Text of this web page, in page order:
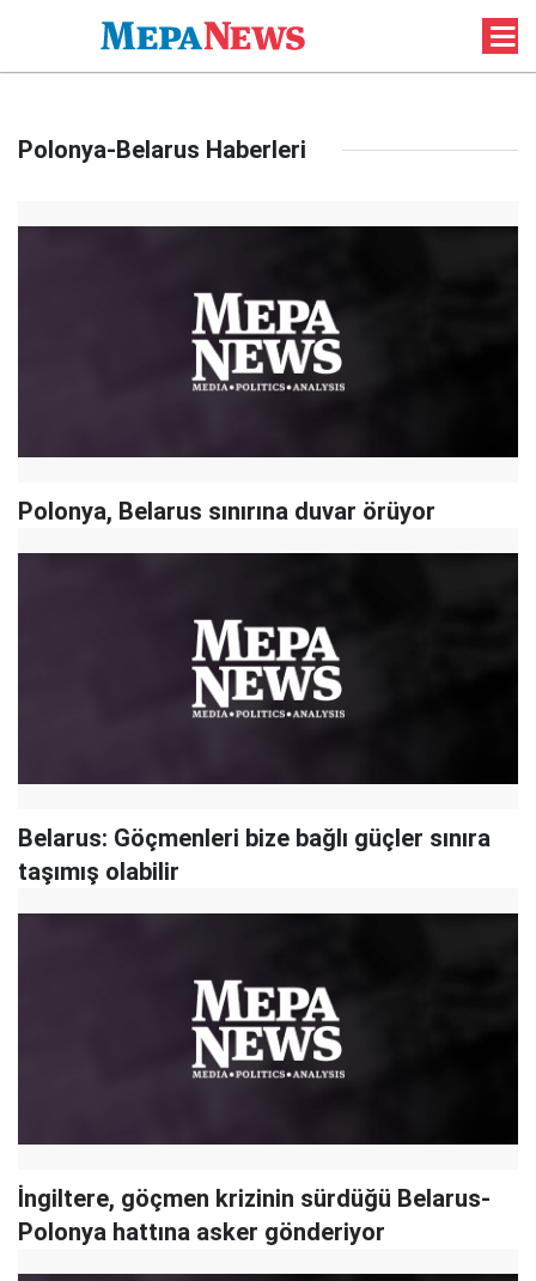
Polonya-Belarus Haberleri
Polonya, Belarus sınırına duvar örüyor
Belarus: Göçmenleri bize bağlı güçler sınıra
taşımış olabilir
İngiltere, göçmen krizinin sürdüğü Belarus-
Polonya hattına asker gönderiyor